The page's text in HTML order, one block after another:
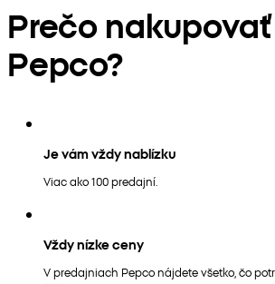
Prečo
Pepco?
Je vám vždy nablízku
Viac ako 100 predajní.
Vždy nízke ceny
V predajniach Pepco nájdete všetko, čo